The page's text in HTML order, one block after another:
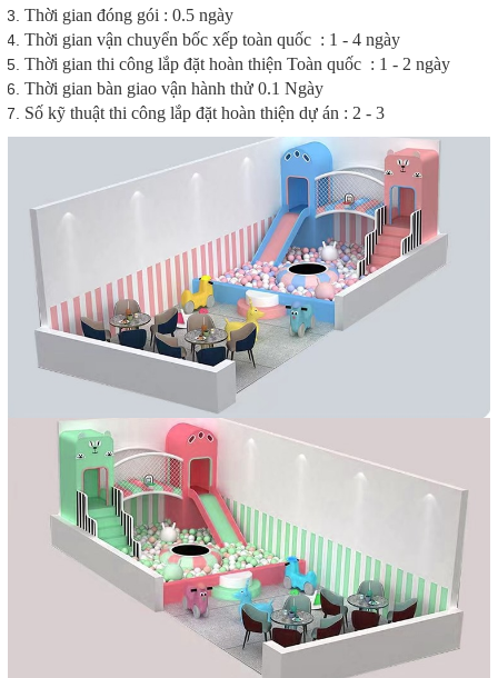
Thời gian đóng gói : 0.5 ngày
Thời gian vận chuyển bốc xếp toàn quốc : 1 - 4 ngày
Thời gian thi công lắp đặt hoàn thiện Toàn quốc : 1 - 2 ngày
Thời gian bàn giao vận hành thử 0.1 Ngày
Số kỹ thuật thi công lắp đặt hoàn thiện dự án : 2 - 3